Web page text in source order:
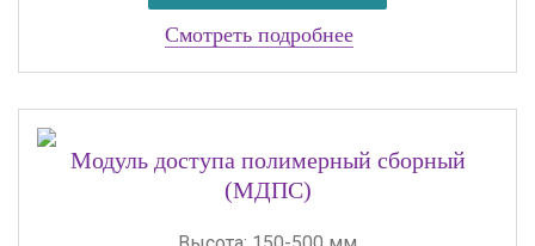
Смотреть подробнее
Модуль доступа полимерный сборный
(МДПС)